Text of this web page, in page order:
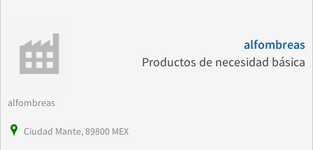
alfombreas
Productos de necesidad básica
alfombreas
Ciudad Mante, 89800 MEX